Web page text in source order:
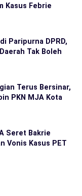
Kasus Febrie
Paripurna DPRD,
Tak Boleh
Terus Bersinar,
PKN MJA Kota
Seret Bakrie
Vonis Kasus PET